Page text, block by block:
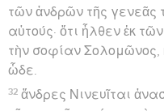
τῶν ἀνδρῶν τῆς γενεᾶς
αὐτούς· ὅτι ἦλθεν ἐκ
τὴν σοφίαν Σολομῶνος,
ὧδε.
32 ἄνδρες Νινευῖται